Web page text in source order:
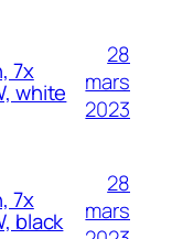
7x
white
28
mars
2023
7x
black
28
mars